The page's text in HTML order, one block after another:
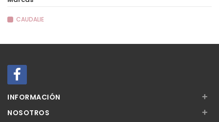
CAUDALIE
INFORMACIÓN +
NOSOTROS +